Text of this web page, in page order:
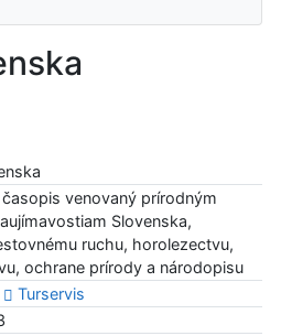
venovaný prírodným
Slovenska,
ruchu, horolezectvu,
ochrane prírody a národopisu
Turservis